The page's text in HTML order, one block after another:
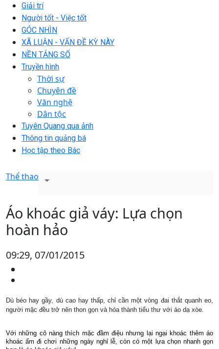
Giải trí
Người tốt - Việc tốt
GÓC NHÌN
XÃ LUẬN - VẤN ĐỀ KỲ NÀY
NỀN TẢNG SỐ
Truyền hình
Thời sự
Chuyên đề
Văn nghệ
Dân tộc
Tuyên Quang qua ảnh
Thông tin quảng bá
Học tập theo Bác
Thể thao
Áo khoác giả váy: Lựa chọn
hoàn hảo
09:29, 07/01/2015
Dù béo hay gầy, dù cao hay thấp, chỉ cần một vòng đai thắt quanh eo,
người mặc đều trở nên thon gọn và hóa thành tiểu thư với áo dạ xòe.
Với những cô nàng thích mặc đầm điệu nhưng lại ngại khoác thêm áo
khoác ấm đi chơi những ngày nghỉ lễ, còn có một lựa chọn nhanh gọn